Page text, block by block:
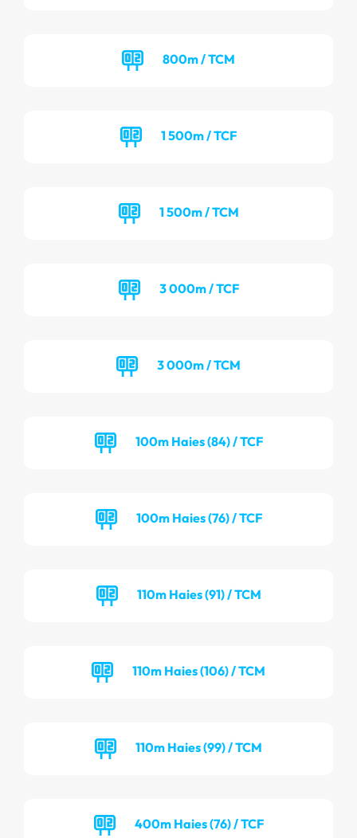
800m / TCM
1 500m / TCF
1 500m / TCM
3 000m / TCF
3 000m / TCM
100m Haies (84) / TCF
100m Haies (76) / TCF
110m Haies (91) / TCM
110m Haies (106) / TCM
110m Haies (99) / TCM
400m Haies (76) / TCF